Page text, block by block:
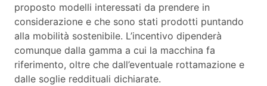
proposto modelli interessati da prendere in
considerazione e che sono stati prodotti puntando
alla mobilità sostenibile. L’incentivo dipenderà
comunque dalla gamma a cui la macchina fa
riferimento, oltre che dall’eventuale rottamazione e
dalle soglie reddituali dichiarate.